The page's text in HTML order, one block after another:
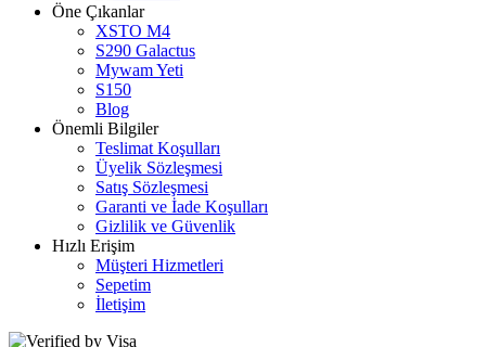
Öne Çıkanlar
XSTO M4
S290 Galactus
Mywam Yeti
S150
Blog
Önemli Bilgiler
Teslimat Koşulları
Üyelik Sözleşmesi
Satış Sözleşmesi
Garanti ve İade Koşulları
Gizlilik ve Güvenlik
Hızlı Erişim
Müşteri Hizmetleri
Sepetim
İletişim